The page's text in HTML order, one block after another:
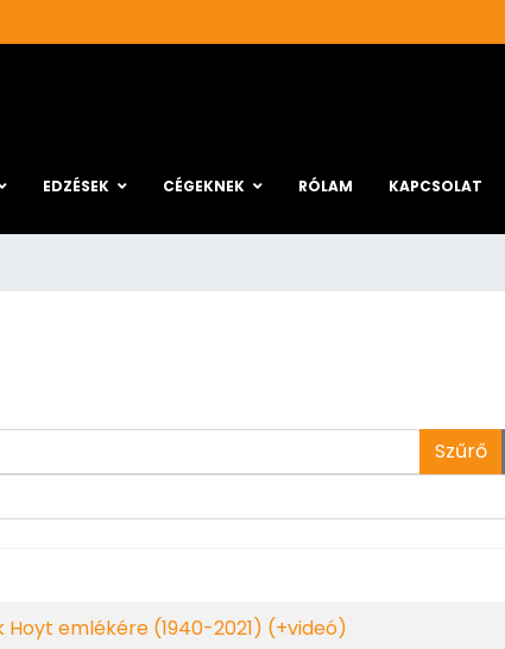
EDZÉSEK CÉGEKNEK RÓLAM KAPCSOLAT
Szűrő
emlékére (1940-2021) (+videó)